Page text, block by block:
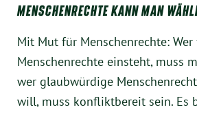
MENSCHENRECHTE KANN MAN
Mit Mut für Menschenrechte:
Menschenrechte einsteht, muss
wer glaubwürdige
will, muss konfliktbereit sein. Es